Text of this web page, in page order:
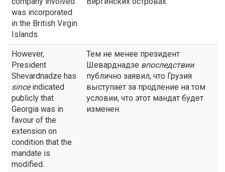
was incorporated
in the British Virgin
Islands.
However,
President
Shevardnadze has
sinceindicated
publicly that
Georgia was in
favour of the
extension on
condition that the
mandate is
modified.
Тем не менее президент
Шеварднадзе впоследствии
публично заявил, что Грузия
выступает за продление на том
условии, что этот мандат будет
изменен.